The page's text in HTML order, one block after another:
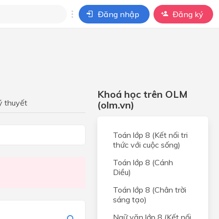
Đăng nhập Đăng ký
thuyết
Khoá học trên OLM
(olm.vn)
Toán lớp 8 (Kết nối tri
thức với cuộc sống)
Toán lớp 8 (Cánh
Diều)
Toán lớp 8 (Chân trời
sáng tạo)
Ngữ văn lớp 8 (Kết nối